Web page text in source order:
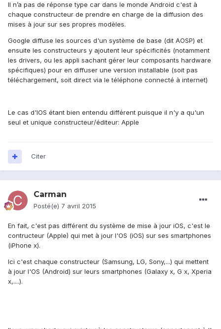
Il n’a pas de réponse type car dans le monde Android c'est à
chaque constructeur de prendre en charge de la diffusion des
mises à jour sur ses propres modèles.
Google diffuse les sources d'un système de base (dit AOSP) et
ensuite les constructeurs y ajoutent leur spécificités (notamment
les drivers, ou les appli sachant gérer leur composants hardware
spécifiques) pour en diffuser une version installable (soit pas
téléchargement, soit direct via le téléphone connecté à internet)
Le cas d'IOS étant bien entendu différent puisque il n'y a qu'un
seul et unique constructeur/éditeur: Apple
Citer
Carman
Posté(e) 7 avril 2015
En fait, c'est pas différent du système de mise à jour iOS, c'est le
contructeur (Apple) qui met à jour l'OS (iOS) sur ses smartphones
(iPhone x).
Ici c'est chaque constructeur (Samsung, LG, Sony,...) qui mettent
à jour l'OS (Android) sur leurs smartphones (Galaxy x, G x, Xperia
x,....).